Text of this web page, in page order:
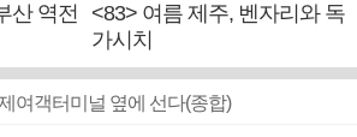
산 역전
<83> 여름 제주, 벤자리와 독
가시치
여객터미널 옆에 선다(종합)